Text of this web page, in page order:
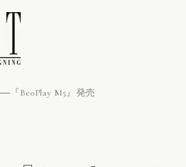
『BeoPlay M5』発売